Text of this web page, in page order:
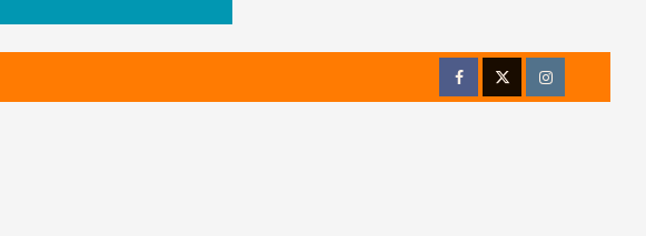
FacebookTwitterInstagram